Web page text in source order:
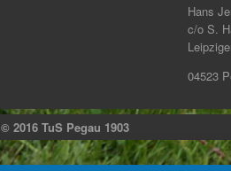
Hans
c/o S.
04523
© 2016 TuS Pegau 1903